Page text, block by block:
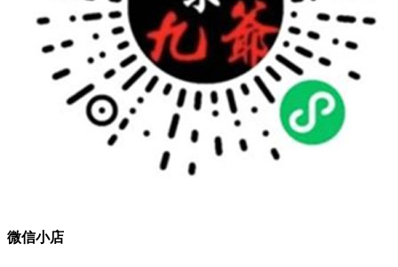
微信小店